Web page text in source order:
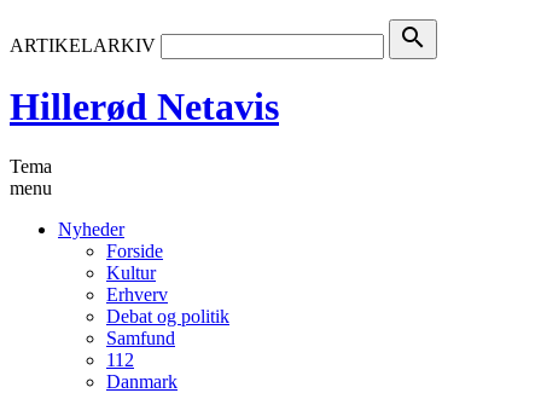
ARTIKELARKIV search
Hillerød Netavis
Tema
menu
Nyheder
Forside
Kultur
Erhverv
Debat og politik
Samfund
112
Danmark